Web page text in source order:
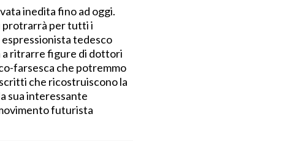
inedita fino ad oggi.
protrarrà per tutti i
tedesco
a ritrarre figure di dottori
farsesca che potremmo
che ricostruiscono la
sua interessante
futurista